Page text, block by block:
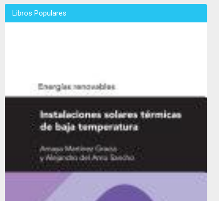
Libros Populares